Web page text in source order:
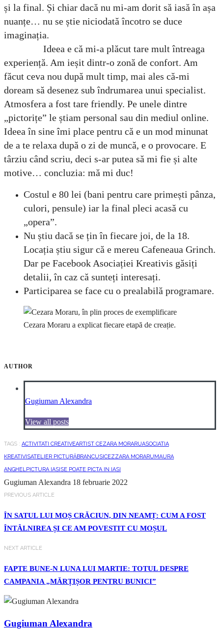
și la final. Și chiar dacă nu mi-am dorit să iasă în așa
nuanțe… nu se știe niciodată încotro se duce
imaginația.
Ideea e că mi-a plăcut tare mult întreaga
experiență. Am ieșit dintr-o zonă de confort. Am
făcut ceva nou după mult timp, mai ales că-mi
doream să desenez sub îndrumarea unui specialist.
Atmosfera a fost tare friendly. Pe unele dintre
„pictorițe” le știam personal sau din mediul online.
Ideea în sine îmi place pentru că e un mod minunat
de a te relaxa după o zi de muncă, e o provocare. E
târziu când scriu, deci s-ar putea să mi fie și alte
motive… concluzia: mă mi duc!
Costul e 80 lei (bani pentru care primești pânza,
culori, pensule) iar la final pleci acasă cu
„opera”.
Nu știu dacă se țin în fiecare joi, de la 18.
Locația știu sigur că e mereu Cafeneaua Grinch.
Dar pe Facebook Asociației Kreativis găsiți
detalii, în caz că sunteți interesați.
Participarea se face cu o prealabilă programare.
Cezara Moraru a explicat fiecare etapă de creație.
AUTHOR
Gugiuman Alexandra
View all posts
TAGS : ACTIVITATI CREATIVEARTIST CEZARA MORARUASOCIATIA
KREATIVISATELIER PICTURĂBRANCUSI CEZZARA MORARUMAURA
ANGHELPICTURA IASI SE POATE PICTA IN IASI
Gugiuman Alexandra 18 februarie 2022
PREVIOUS ARTICLE
ÎN SATUL LUI MOȘ CRĂCIUN, DIN NEAMȚ: CUM A FOST
ÎNTÂLNIREA ȘI CE AM POVESTIT CU MOȘUL
NEXT ARTICLE
FAPTE BUNE-N LUNA LUI MARTIE: TOTUL DESPRE
CAMPANIA „MĂRȚIȘOR PENTRU BUNICI”
Gugiuman Alexandra